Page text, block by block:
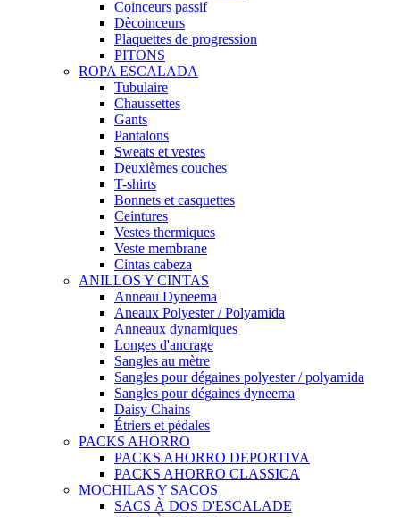
Coinceurs passif
Dècoinceurs
Plaquettes de progression
PITONS
ROPA ESCALADA
Tubulaire
Chaussettes
Gants
Pantalons
Sweats et vestes
Deuxièmes couches
T-shirts
Bonnets et casquettes
Ceintures
Vestes thermiques
Veste membrane
Cintas cabeza
ANILLOS Y CINTAS
Anneau Dyneema
Aneaux Polyester / Polyamida
Anneaux dynamiques
Longes d'ancrage
Sangles au mètre
Sangles pour dégaines polyester / polyamida
Sangles pour dégaines dyneema
Daisy Chains
Étriers et pédales
PACKS AHORRO
PACKS AHORRO DEPORTIVA
PACKS AHORRO CLASSICA
MOCHILAS Y SACOS
SACS À DOS D'ESCALADE